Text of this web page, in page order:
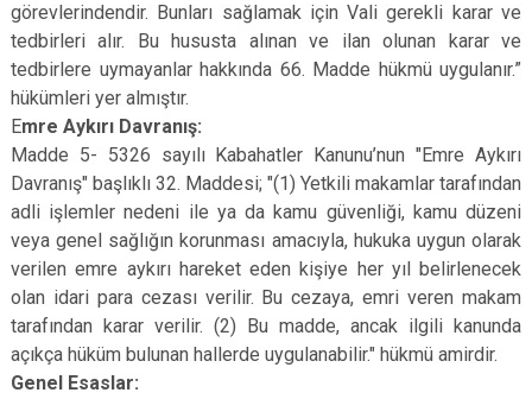
görevlerindendir. Bunları sağlamak için Vali gerekli karar ve
tedbirleri alır. Bu hususta alınan ve ilan olunan karar ve
tedbirlere uymayanlar hakkında 66. Madde hükmü uygulanır.”
hükümleri yer almıştır.
Emre Aykırı Davranış:
Madde 5- 5326 sayılı Kabahatler Kanunu’nun "Emre Aykırı
Davranış" başlıklı 32. Maddesi; "(1) Yetkili makamlar tarafından
adli işlemler nedeni ile ya da kamu güvenliği, kamu düzeni
veya genel sağlığın korunması amacıyla, hukuka uygun olarak
verilen emre aykırı hareket eden kişiye her yıl belirlenecek
olan idari para cezası verilir. Bu cezaya, emri veren makam
tarafından karar verilir. (2) Bu madde, ancak ilgili kanunda
açıkça hüküm bulunan hallerde uygulanabilir." hükmü amirdir.
Genel Esaslar: